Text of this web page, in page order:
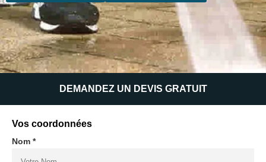
DEMANDEZ UN DEVIS GRATUIT
Vos coordonnées
Nom *